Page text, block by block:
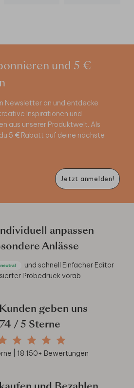
und 5 €
Newsletter an und entdecke
Inspirationen und
aus unserer Produktwelt. Als
5 € Rabatt auf deine nächste
Jetzt anmelden!
anpassen
Anlässe
und schnell Einfacher Editor
Probedruck vorab
geben uns
/ 5 Sterne
| 18.150+ Bewertungen